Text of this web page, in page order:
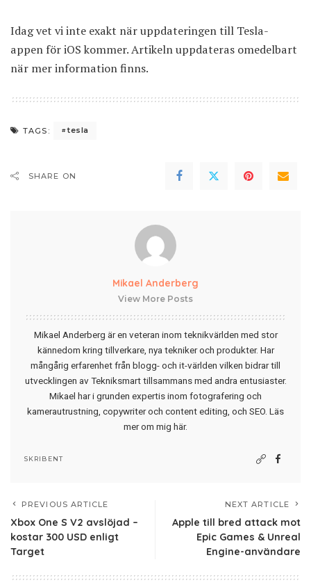
Idag vet vi inte exakt när uppdateringen till Tesla-
appen för iOS kommer. Artikeln uppdateras omedelbart
när mer information finns.
TAGS: tesla
SHARE ON
Mikael Anderberg
View More Posts
Mikael Anderberg är en veteran inom teknikvärlden med stor
kännedom kring tillverkare, nya tekniker och produkter. Har
mångårig erfarenhet från blogg- och it-världen vilken bidrar till
utvecklingen av Tekniksmart tillsammans med andra entusiaster.
Mikael har i grunden expertis inom fotografering och
kamerautrustning, copywriter och content editing, och SEO. Läs
mer om mig här.
SKRIBENT
PREVIOUS ARTICLE
Xbox One S V2 avslöjad –
kostar 300 USD enligt
Target
NEXT ARTICLE
Apple till bred attack mot
Epic Games & Unreal
Engine-användare